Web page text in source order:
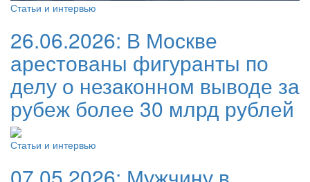
Статьи и интервью
26.06.2026: В Москве
арестованы фигуранты по
делу о незаконном выводе за
рубеж более 30 млрд рублей
Статьи и интервью